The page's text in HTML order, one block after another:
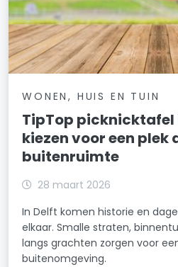
WONEN, HUIS EN TUIN
TipTop picknicktafel
kiezen voor een plek
buitenruimte
28 maart 2026
In Delft komen historie en
elkaar. Smalle straten,
langs grachten zorgen voor
buitenomgeving.